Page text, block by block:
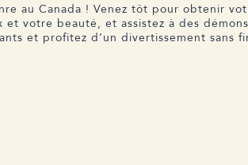
au Canada ! Venez tôt pour obtenir
votre beauté, et assistez à des
et profitez d’un divertissement sans